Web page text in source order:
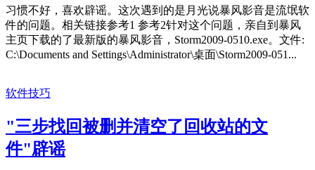
习惯不好，喜欢辟谣。这次遇到的是月光说暴风影音是流氓软
件的问题。相关链接参考1 参考2针对这个问题，亲自到暴风
主页下载的了最新版的暴风影音，Storm2009-0510.exe。文件:
C:\Documents and Settings\Administrator\桌面\Storm2009-051...
软件技巧
"三步找回被删并清空了回收站的文
件"辟谣